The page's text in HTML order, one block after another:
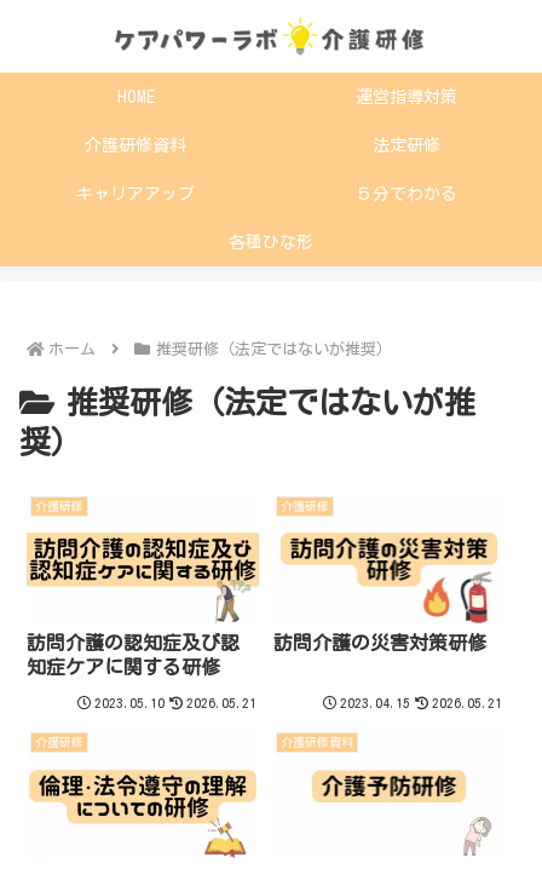
HOME 運営指導対策
介護研修資料 法定研修
キャリアアップ ５分でわかる
各種ひな形
ホーム 推奨研修（法定ではないが推奨）
推奨研修（法定ではないが推
奨）
介護研修
訪問介護の認知症及び認
知症ケアに関する研修
2023.05.10 2026.05.21
介護研修
訪問介護の災害対策研修
2023.04.15 2026.05.21
介護研修 介護研修資料